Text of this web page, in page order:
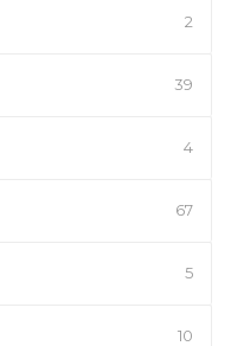
2
39
4
67
5
10